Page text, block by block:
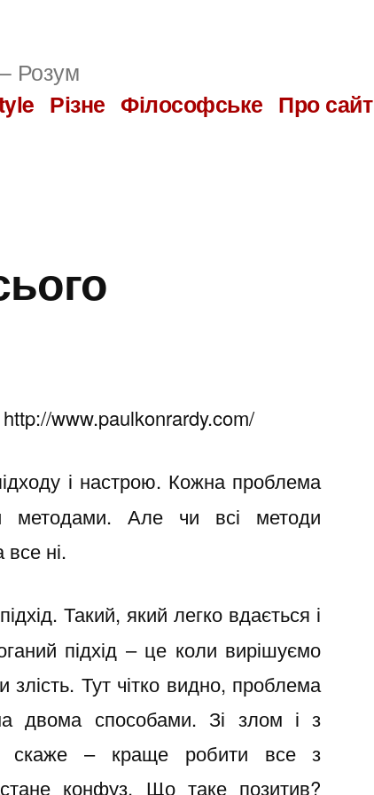
Розум
Різне Філософське Про сайт
і настрою. Кожна проблема
методами. Але чи всі методи
ні.
Такий, який легко вдається і
підхід – це коли вирішуємо
злість. Тут чітко видно, проблема
двома способами. Зі злом і з
скаже – краще робити все з
конфуз. Що таке позитив?